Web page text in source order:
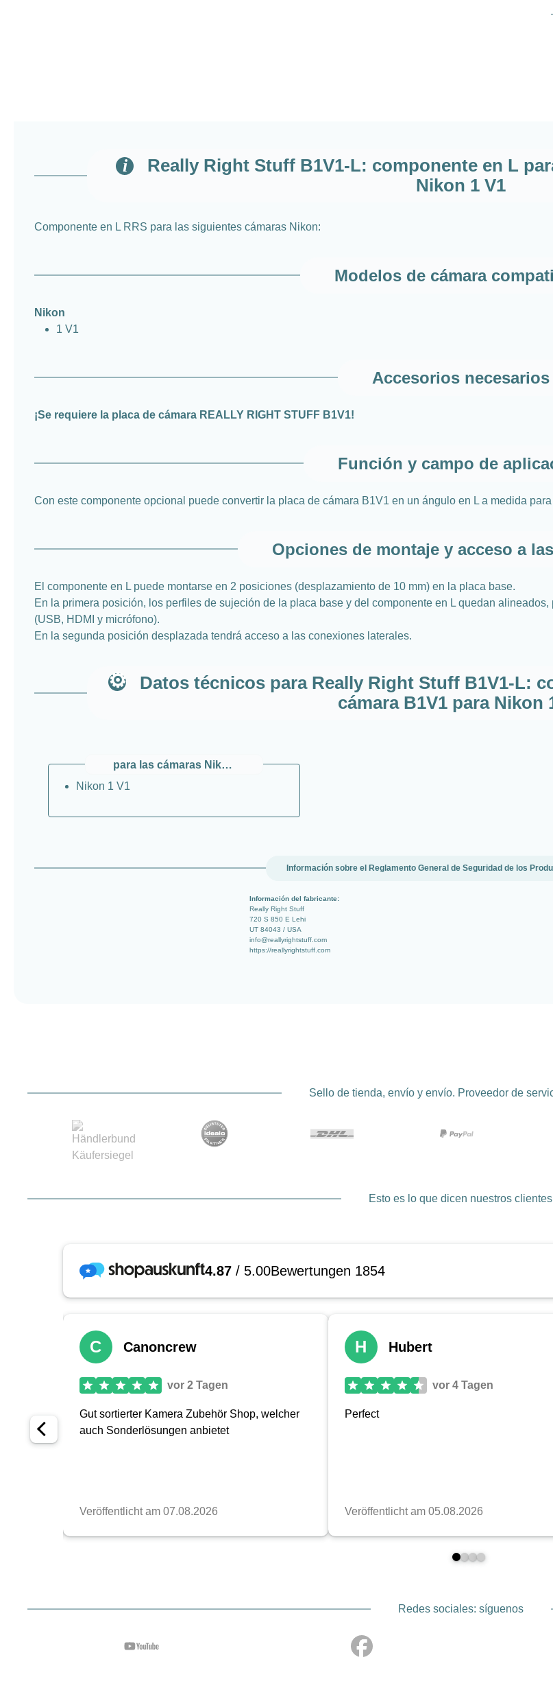
Really Right Stuff B1V1-L: componente en L
Nikon 1 V1
Componente en L RRS para las siguientes cámaras Nikon:
Modelos de cámara
Nikon
1 V1
Accesorios necesarios
¡Se requiere la placa de cámara REALLY RIGHT STUFF B1V1!
Función y campo de
Con este componente opcional puede convertir la placa de cámara B1V1 en un ángulo en L a medida
Opciones de montaje y acceso a
El componente en L puede montarse en 2 posiciones (desplazamiento de 10 mm) en la placa base.
En la primera posición, los perfiles de sujeción de la placa base y del componente en L quedan
(USB, HDMI y micrófono).
En la segunda posición desplazada tendrá acceso a las conexiones laterales.
Datos técnicos para Really Right Stuff B1V1-L:
cámara B1V1 para Nikon
para las cámaras Nikon - réflex
Nikon 1 V1
Información sobre el Reglamento General de Seguridad de los
Información del fabricante:
Really Right Stuff
720 S 850 E Lehi
UT 84043 / USA
info@reallyrightstuff.com
https://reallyrightstuff.com
Sello de tienda, envío y envío. Proveedor de
Esto es lo que dicen nuestros clientes
Redes sociales: síguenos